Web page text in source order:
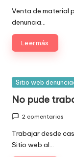
Venta de material
denuncia…
Leer más
Publicada
Sitio web
No pude
2 comentarios
Trabajar desde
Sitio web al…